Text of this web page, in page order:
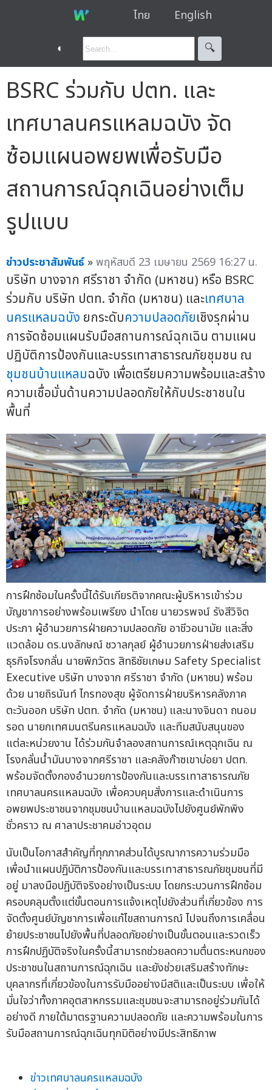
ไทย English
◐ 🔍︎
BSRC ร่วมกับ ปตท. และ
เทศบาลนครแหลมฉบัง จัด
ซ้อมแผนอพยพเพื่อรับมือ
สถานการณ์ฉุกเฉินอย่างเต็ม
รูปแบบ
ข่าวประชาสัมพันธ์ »พฤหัสบดี 23 เมษายน 2569 16:27 น.
บริษัท บางจาก ศรีราชา จำกัด (มหาชน) หรือ BSRC
ร่วมกับ บริษัท ปตท. จำกัด (มหาชน) และเทศบาล
นครแหลมฉบัง ยกระดับความปลอดภัยเชิงรุกผ่าน
การจัดซ้อมแผนรับมือสถานการณ์ฉุกเฉิน ตามแผน
ปฏิบัติการป้องกันและบรรเทาสาธารณภัยชุมชน ณ
ชุมชนบ้านแหลมฉบัง เพื่อเตรียมความพร้อมและสร้าง
ความเชื่อมั่นด้านความปลอดภัยให้กับประชาชนใน
พื้นที่
การฝึกซ้อมในครั้งนี้ได้รับเกียรติจากคณะผู้บริหารเข้าร่วม
บัญชาการอย่างพร้อมเพรียง นำโดย นายวรพจน์ รังสีวิจิต
ประภา ผู้อำนวยการฝ่ายความปลอดภัย อาชีวอนามัย และสิ่ง
แวดล้อม ดร.นงลักษณ์ ชวาลกุลย์ ผู้อำนวยการฝ่ายส่งเสริม
ธุรกิจโรงกลั่น นายพิภวัตร สิทธิชัยเกษม Safety Specialist
Executive บริษัท บางจาก ศรีราชา จำกัด (มหาชน) พร้อม
ด้วย นายถิรนันท์ ไกรทองสุข ผู้จัดการฝ่ายบริหารคลังภาค
ตะวันออก บริษัท ปตท. จำกัด (มหาชน) และนางจินดา ถนอม
รอด นายกเทศมนตรีนครแหลมฉบัง และทีมสนับสนุนของ
แต่ละหน่วยงาน ได้ร่วมกันจำลองสถานการณ์เหตุฉุกเฉิน ณ
โรงกลั่นน้ำมันบางจากศรีราชา และคลังก๊าซเขาบ่อยา ปตท.
พร้อมจัดตั้งกองอำนวยการป้องกันและบรรเทาสาธารณภัย
เทศบาลนครแหลมฉบัง เพื่อควบคุมสั่งการและดำเนินการ
อพยพประชาชนจากชุมชนบ้านแหลมฉบังไปยังศูนย์พักพิง
ชั่วคราว ณ ศาลาประชาคมอ่าวอุดม
นับเป็นโอกาสสำคัญที่ทุกภาคส่วนได้บูรณาการความร่วมมือ
เพื่อนำแผนปฏิบัติการป้องกันและบรรเทาสาธารณภัยชุมชนที่มี
อยู่ มาลงมือปฏิบัติจริงอย่างเป็นระบบ โดยกระบวนการฝึกซ้อม
ครอบคลุมตั้งแต่ขั้นตอนการแจ้งเหตุไปยังส่วนที่เกี่ยวข้อง การ
จัดตั้งศูนย์บัญชาการเพื่อแก้ไขสถานการณ์ ไปจนถึงการเคลื่อน
ย้ายประชาชนไปยังพื้นที่ปลอดภัยอย่างเป็นขั้นตอนและรวดเร็ว
การฝึกปฏิบัติจริงในครั้งนี้สามารถช่วยลดความตื่นตระหนกของ
ประชาชนในสถานการณ์ฉุกเฉิน และยังช่วยเสริมสร้างทักษะ
บุคลากรที่เกี่ยวข้องในการรับมืออย่างมีสติและเป็นระบบ เพื่อให้
มั่นใจว่าทั้งภาคอุตสาหกรรมและชุมชนจะสามารถอยู่ร่วมกันได้
อย่างดี ภายใต้มาตรฐานความปลอดภัย และความพร้อมในการ
รับมือสถานการณ์ฉุกเฉินทุกมิติอย่างมีประสิทธิภาพ
ข่าวเทศบาลนครแหลมฉบัง